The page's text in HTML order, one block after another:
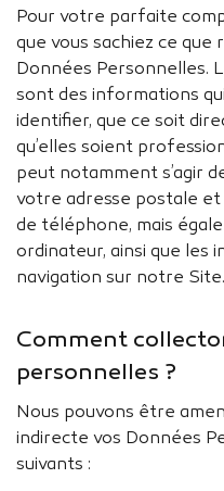
Pour votre parfaite
que vous sachiez ce
Données Personnelles.
sont des informations
identifier, que ce soit
qu’elles soient
peut notamment s’agir
votre adresse postale
de téléphone, mais
ordinateur, ainsi que les
navigation sur notre Site.
Comment
personnelles ?
Nous pouvons être
indirecte vos Données
suivants :